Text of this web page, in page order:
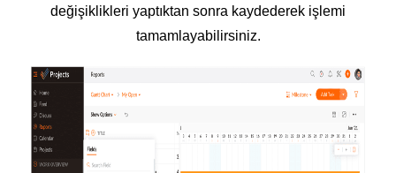
değişiklikleri yaptıktan sonra kaydederek işlemi
tamamlayabilirsiniz.